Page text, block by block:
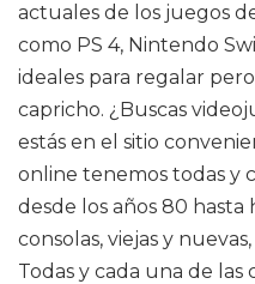
actuales de los juegos
como PS 4, Nintendo
ideales para regalar
capricho. ¿Buscas
estás en el sitio
online tenemos todas y
desde los años 80 hasta
consolas, viejas y
Todas y cada una de las